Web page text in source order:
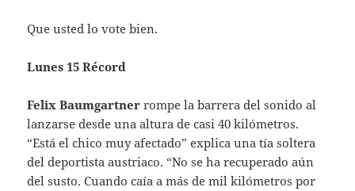
Que usted lo vote bien.
Lunes 15 Récord
Felix Baumgartner rompe la barrera del sonido al
lanzarse desde una altura de casi 40 kilómetros.
“Está el chico muy afectado” explica una tía soltera
del deportista austriaco. “No se ha recuperado aún
del susto. Cuando caía a más de mil kilómetros por